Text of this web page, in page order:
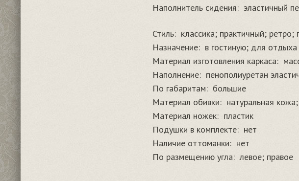
Наполнитель сидения: эластичный
Стиль: классика; практичный; ретро;
Назначение: в гостиную; для отдыха
Материал изготовления каркаса:
Наполнение: пенополиуретан
По габаритам: большие
Материал обивки: натуральная
Материал ножек: пластик
Подушки в комплекте: нет
Наличие оттоманки: нет
По размещению угла: левое; правое